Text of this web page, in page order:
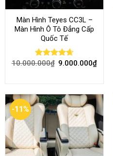
Màn Hình Teyes CC3L –
Màn Hình Ô Tô Đẳng Cấp
Quốc Tế
Rated 4.68
10.000.000₫ 9.000.000₫
-11%